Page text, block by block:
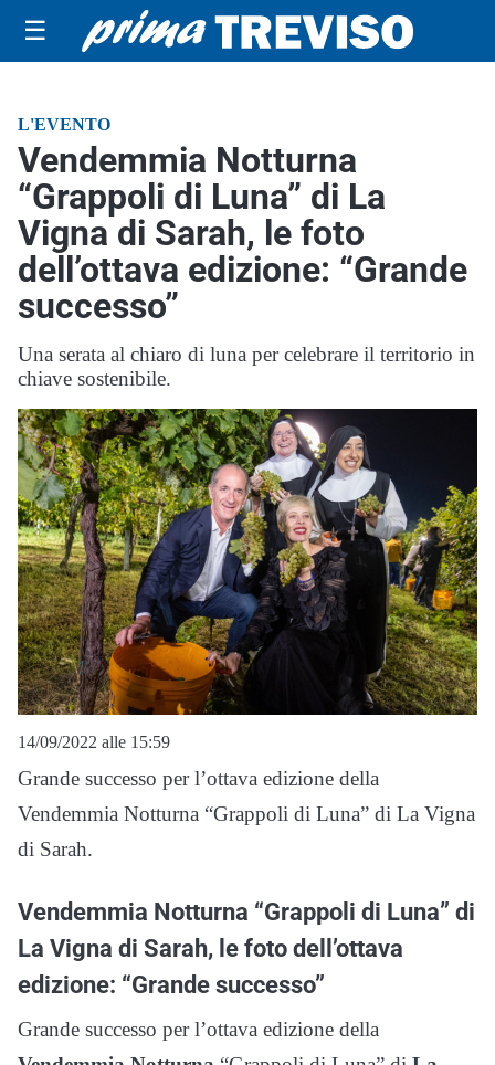
☰
L'EVENTO
Vendemmia Notturna
“Grappoli di Luna” di La
Vigna di Sarah, le foto
dell’ottava edizione: “Grande
successo”
Una serata al chiaro di luna per celebrare il territorio in
chiave sostenibile.
14/09/2022 alle 15:59
Grande successo per l’ottava edizione della
Vendemmia Notturna “Grappoli di Luna” di La Vigna
di Sarah.
Vendemmia Notturna “Grappoli di Luna” di
La Vigna di Sarah, le foto dell’ottava
edizione: “Grande successo”
Grande successo per l’ottava edizione della